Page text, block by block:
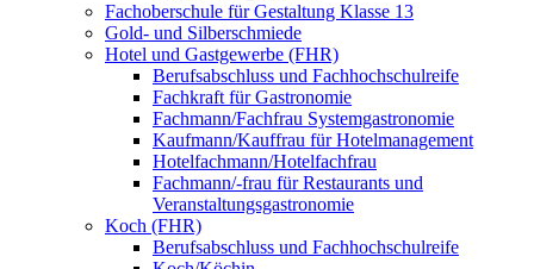
Fachoberschule für Gestaltung Klasse 13
Gold- und Silberschmiede
Hotel und Gastgewerbe (FHR)
Berufsabschluss und Fachhochschulreife
Fachkraft für Gastronomie
Fachmann/Fachfrau Systemgastronomie
Kaufmann/Kauffrau für Hotelmanagement
Hotelfachmann/Hotelfachfrau
Fachmann/-frau für Restaurants und
Veranstaltungsgastronomie
Koch (FHR)
Berufsabschluss und Fachhochschulreife